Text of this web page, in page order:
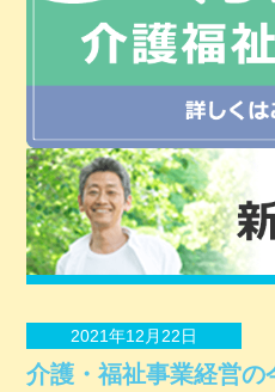
2021年12月22日
介護・福祉事業経営